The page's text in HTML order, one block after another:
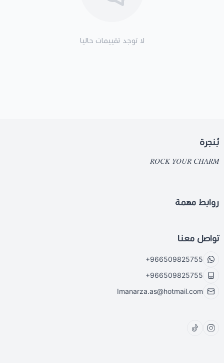
لا توجد تقييمات حاليا
بُنجرة
𝑅𝑂𝐶𝐾 𝑌𝑂𝑈𝑅 𝐶𝐻𝐴𝑅𝑀
روابط مهمة
تواصل معنا
+966509825755
+966509825755
Imanarza.as@hotmail.com